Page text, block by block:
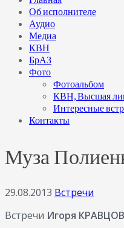
Об исполнителе
Аудио
Медиа
КВН
БрАЗ
Фото
Фотоальбом
КВН, Высшая
Интересные
Контакты
Муза
29.08.2013 Встречи
Встречи Игоря